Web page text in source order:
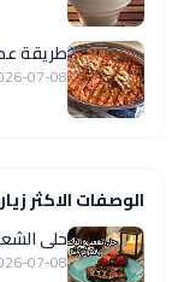
طريقة
07-08
الوصفات الاكثر
حلى
07-08